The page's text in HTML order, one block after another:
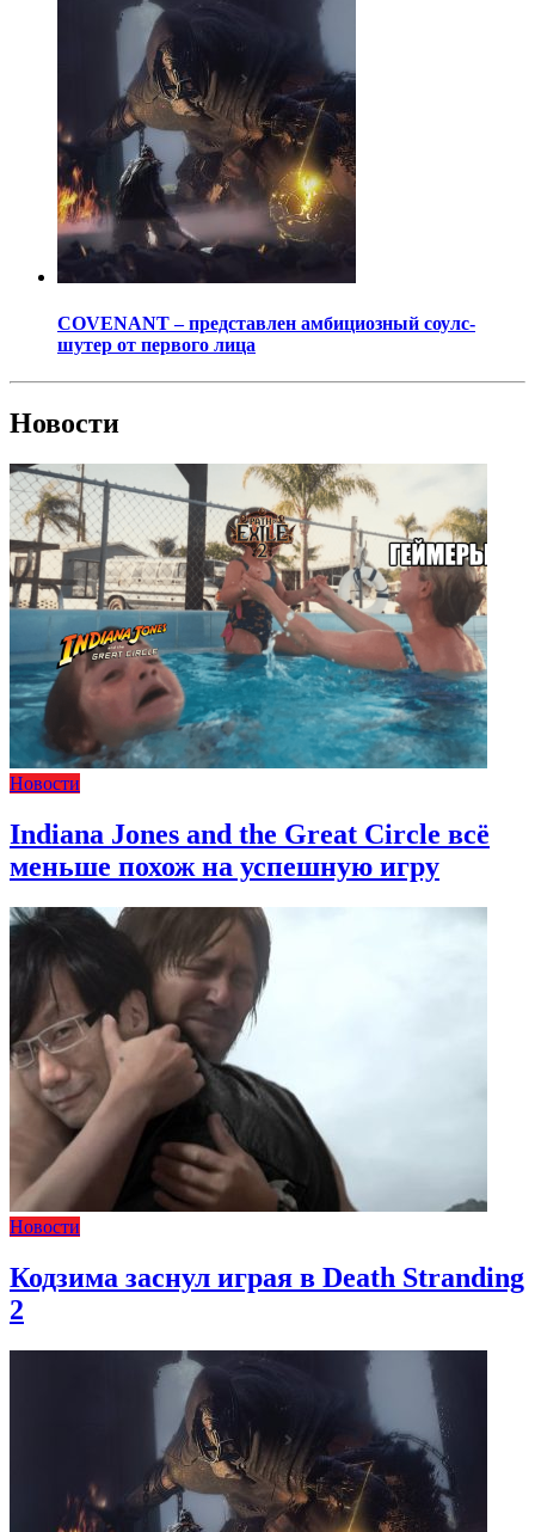
COVENANT – представлен амбициозный соулс-
шутер от первого лица
Новости
Новости
Indiana Jones and the Great Circle всё
меньше похож на успешную игру
Новости
Кодзима заснул играя в Death Stranding
2